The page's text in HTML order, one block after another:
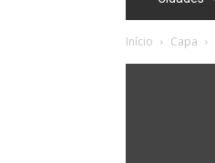
Início Capa